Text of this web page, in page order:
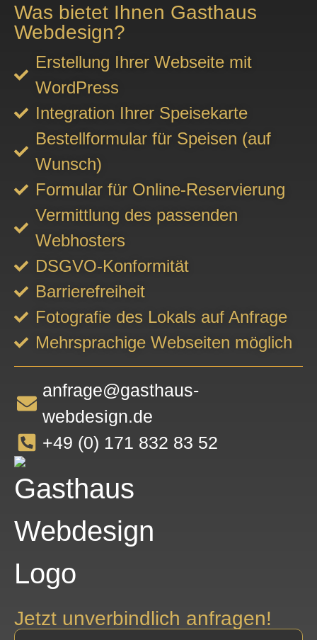
Was bietet Ihnen Gasthaus
Webdesign?
Erstellung Ihrer Webseite mit
WordPress
Integration Ihrer Speisekarte
Bestellformular für Speisen (auf
Wunsch)
Formular für Online-Reservierung
Vermittlung des passenden
Webhosters
DSGVO-Konformität
Barrierefreiheit
Fotografie des Lokals auf Anfrage
Mehrsprachige Webseiten möglich
anfrage@gasthaus-
webdesign.de
+49 (0) 171 832 83 52
Jetzt unverbindlich anfragen!